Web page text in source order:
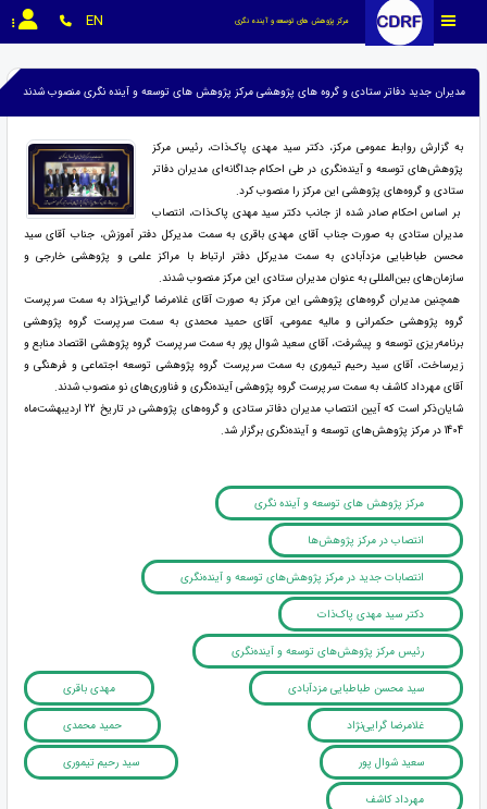
مرکز پژوهش های توسعه و آینده نگری EN
مدیران جدید دفاتر ستادی و گروه های پژوهشی مرکز پژوهش های توسعه و آینده نگری منصوب شدند
به گزارش روابط عمومی مرکز، دکتر سید مهدی پاک‌ذات، رئیس مرکز
پژوهش‌های توسعه و آینده‌نگری در طی احکام جداگانه‌ای مدیران دفاتر
ستادی و گروه‌های پژوهشی این مرکز را منصوب کرد.
بر اساس احکام صادر شده از جانب دکتر سید مهدی پاک‌ذات، انتصاب
مدیران ستادی به صورت جناب آقای مهدی باقری به سمت مدیرکل دفتر آموزش، جناب آقای سید
محسن طباطبایی مزدآبادی به سمت مدیرکل دفتر ارتباط با مراکز علمی و پژوهشی خارجی و
سازمان‌های بین‌المللی به عنوان مدیران ستادی این مرکز منصوب شدند.
همچنین مدیران گروه‌های پژوهشی این مرکز به صورت آقای غلامرضا گرایی‌نژاد به سمت سرپرست
گروه پژوهشی حکمرانی و مالیه عمومی، آقای حمید محمدی به سمت سرپرست گروه پژوهشی
برنامه‌ریزی توسعه و پیشرفت، آقای سعید شوال پور به سمت سرپرست گروه پژوهشی اقتصاد منابع و
زیرساخت، آقای سید رحیم تیموری به سمت سرپرست گروه پژوهشی توسعه اجتماعی و فرهنگی و
آقای مهرداد کاشف به سمت سرپرست گروه پژوهشی آینده‌نگری و فناوری‌های نو منصوب شدند.
شایان‌ذکر است که آیین انتصاب مدیران دفاتر ستادی و گروه‌های پژوهشی در تاریخ 22 اردیبهشت‌ماه
1404 در مرکز پژوهش‌های توسعه و آینده‌نگری برگزار شد.
مرکز پژوهش های توسعه و آینده نگری
انتصاب در مرکز پژوهش‌ها
انتصابات جدید در مرکز پژوهش‌های توسعه و آینده‌نگری
دکتر سید مهدی پاک‌ذات
رئیس مرکز پژوهش‌های توسعه و آینده‌نگری
سید محسن طباطبایی مزدآبادی مهدی باقری
غلامرضا گرایی‌نژاد حمید محمدی
سعید شوال پور سید رحیم تیموری
مهرداد کاشف